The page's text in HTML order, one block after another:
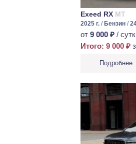
Exeed RX МТ
2025 г. / Бензин /
от 9 000 ₽ /
Итого: 9 000 ₽
Подробнее